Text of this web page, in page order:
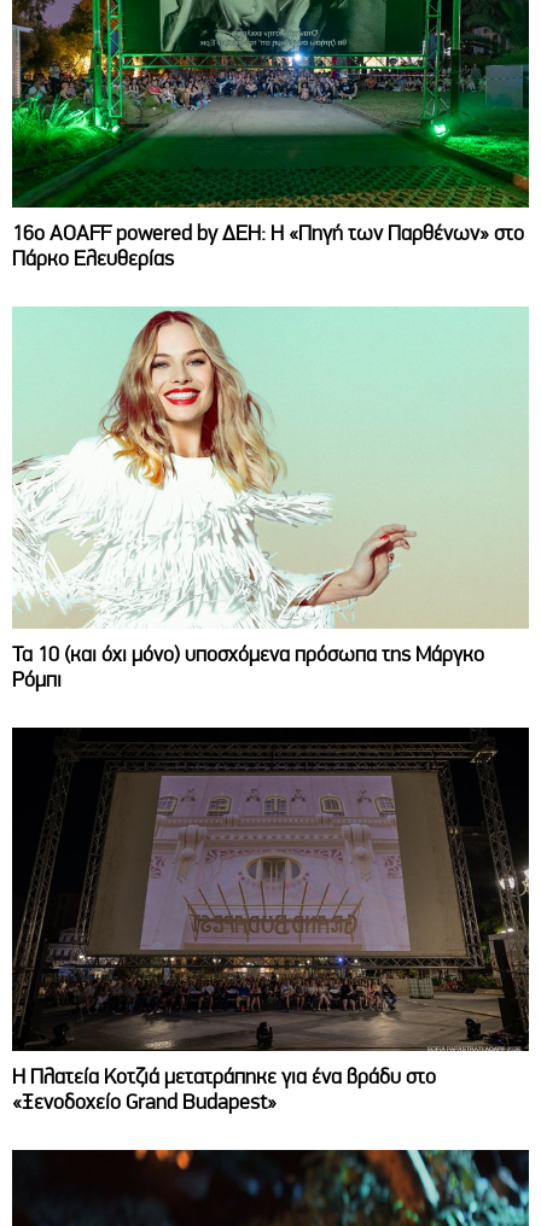
16ο AOAFF powered by ΔΕΗ: Η «Πηγή των Παρθένων» στο
Πάρκο Ελευθερίας
Τα 10 (και όχι μόνο) υποσχόμενα πρόσωπα της Μάργκο
Ρόμπι
Η Πλατεία Κοτζιά μετατράπηκε για ένα βράδυ στο
«Ξενοδοχείο Grand Budapest»